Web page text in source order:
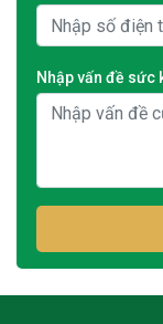
Nhập vấn đề sức